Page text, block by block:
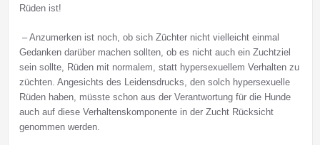
Rüden ist!
– Anzumerken ist noch, ob sich Züchter nicht vielleicht einmal
Gedanken darüber machen sollten, ob es nicht auch ein Zuchtziel
sein sollte, Rüden mit normalem, statt hypersexuellem Verhalten zu
züchten. Angesichts des Leidensdrucks, den solch hypersexuelle
Rüden haben, müsste schon aus der Verantwortung für die Hunde
auch auf diese Verhaltenskomponente in der Zucht Rücksicht
genommen werden.